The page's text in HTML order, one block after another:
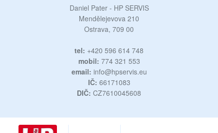
Daniel Pater - HP SERVIS
Mendělejevova 210
Ostrava, 709 00
tel: +420 596 614 748
mobil: 774 321 553
email: info@hpservis.eu
IČ: 66171083
DIČ: CZ7610045608